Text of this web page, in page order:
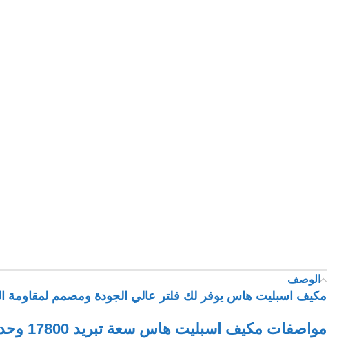
الوصف
مكيف اسبليت هاس يوفر لك فلتر عالي الجودة ومصمم لمقاومة
مواصفات مكيف اسبليت هاس سعة تبريد 17800 وحدة – بارد: